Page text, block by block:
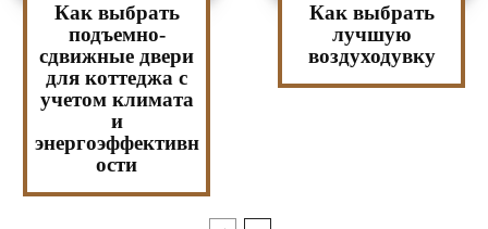
Как выбрать
подъемно-
сдвижные двери
для коттеджа с
учетом климата
и
энергоэффективн
ости
Как выбрать
лучшую
воздуходувку